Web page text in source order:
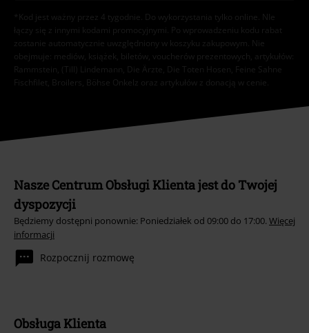
*Kod jest ważny przez 4 tygodnie. Do wykorzystania tylko online. NIe
łączy się z innymi kodami promocyjnymi. Po wprowadzeniu kodu rabat
zostanie automatycznie uwzględniony w koszyku zakupowym. Nie
obejmuje: mediów, książek, biletów, voucherów prezentowych, artykułów:
Rammstein, (Till) Lindemann, Die Ärzte, Die Toten Hosen, Feine Sahne
Fischfilet, Broilers, Böhse Onkelz oraz artykułów z donacją w cenie.
Nasze Centrum Obsługi Klienta jest do Twojej
dyspozycji
Będziemy dostępni ponownie: Poniedziałek od 09:00 do 17:00. Więcej
informacji
Rozpocznij rozmowę
Obsługa Klienta